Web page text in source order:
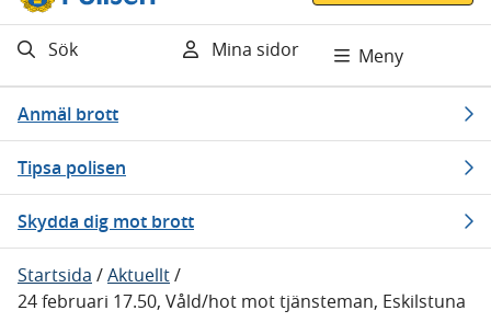
Sök Mina sidor Meny
Anmäl brott
Tipsa polisen
Skydda dig mot brott
Startsida /Aktuellt/
24 februari 17.50, Våld/hot mot tjänsteman, Eskilstuna